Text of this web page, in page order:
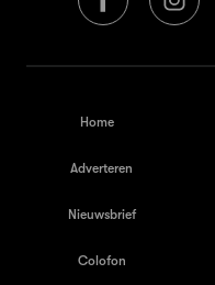
Home
Adverteren
Nieuwsbrief
Colofon